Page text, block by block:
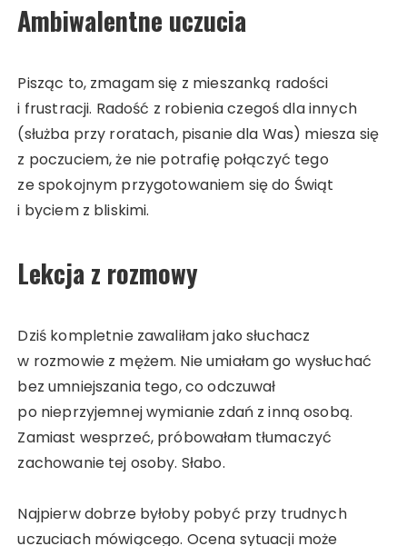
Ambiwalentne uczucia
Pisząc to, zmagam się z mieszanką radości
i frustracji. Radość z robienia czegoś dla innych
(służba przy roratach, pisanie dla Was) miesza się
z poczuciem, że nie potrafię połączyć tego
ze spokojnym przygotowaniem się do Świąt
i byciem z bliskimi.
Lekcja z rozmowy
Dziś kompletnie zawaliłam jako słuchacz
w rozmowie z mężem. Nie umiałam go wysłuchać
bez umniejszania tego, co odczuwał
po nieprzyjemnej wymianie zdań z inną osobą.
Zamiast wesprzeć, próbowałam tłumaczyć
zachowanie tej osoby. Słabo.
Najpierw dobrze byłoby pobyć przy trudnych
uczuciach mówiącego. Ocena sytuacji może